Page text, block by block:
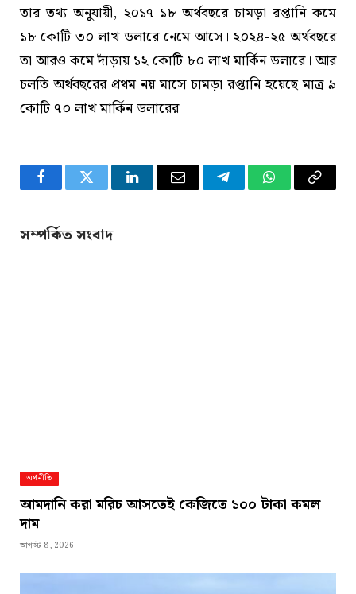
তার তথ্য অনুযায়ী, ২০১৭-১৮ অর্থবছরে চামড়া রপ্তানি কমে
১৮ কোটি ৩০ লাখ ডলারে নেমে আসে। ২০২৪-২৫ অর্থবছরে
তা আরও কমে দাঁড়ায় ১২ কোটি ৮০ লাখ মার্কিন ডলারে। আর
চলতি অর্থবছরের প্রথম নয় মাসে চামড়া রপ্তানি হয়েছে মাত্র ৯
কোটি ৭০ লাখ মার্কিন ডলারের।
FacebookTwitter LinkedInEmail TelegramWhatsApp
Copy
সম্পর্কিত সংবাদ
অর্থনীতি
আমদানি করা মরিচ আসতেই কেজিতে ১০০ টাকা কমল
দাম
আগস্ট 8, 2026